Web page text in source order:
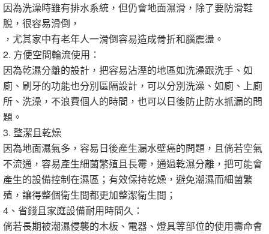
因為洗澡時雖有排水系統，但仍會地面濕滑，除了要防滑鞋
脫，很容易滑倒，
，尤其家中有老年人一滑倒容易造成骨折和腦震盪。
2. 方便空間輪流使用：
因為乾濕分離的設計，把容易沾溼的地區如洗澡跟洗手、如
廁、刷牙的功能也分別區隔設計，可以分別洗澡、如廁、上廁
所、洗澡，不浪費個人的時間，也可以日後防止防水抓漏的問
題。
3. 整潔且乾燥
因為地面濕氣多，容易日後產生漏水壁癌的問題，且倘若空氣
不流通，容易產生細菌繁殖且長霉，通過乾濕分離，把可能會
產生的設備控制在濕區；有效保持乾燥，避免潮濕而細菌繁
殖，讓得整個衛生間都更加整潔衛生間；
4、省錢且家庭設備耐用時間久：
倘若長期被潮濕侵襲的木板、電器、燈具等部位的使用壽命會